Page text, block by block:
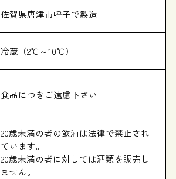
佐賀県唐津市呼子で製造
冷蔵（2℃～10℃）
食品につきご遠慮下さい
20歳未満の者の飲酒は法律で禁止され
ています。
20歳未満の者に対しては酒類を販売し
ません。